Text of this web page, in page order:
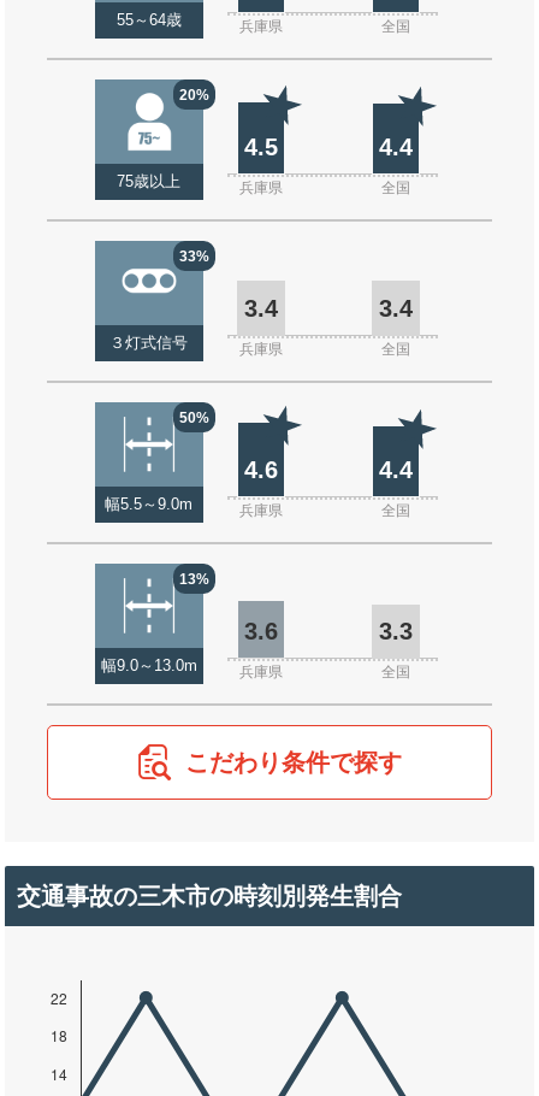
55～64歳 兵庫県 全国
20%
75歳以上
4.5 4.4
兵庫県 全国
33%
３灯式信号
3.4 3.4
兵庫県 全国
50%
幅5.5～9.0m
4.6 4.4
兵庫県 全国
13%
幅9.0～13.0m
3.6 3.3
兵庫県 全国
こだわり条件で探す
交通事故の三木市の時刻別発生割合